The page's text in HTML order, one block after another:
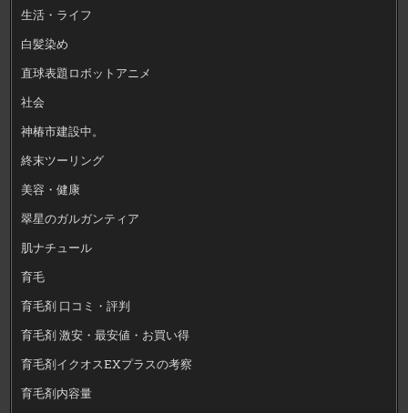
生活・ライフ
白髪染め
直球表題ロボットアニメ
社会
神椿市建設中。
終末ツーリング
美容・健康
翠星のガルガンティア
肌ナチュール
育毛
育毛剤 口コミ・評判
育毛剤 激安・最安値・お買い得
育毛剤イクオスEXプラスの考察
育毛剤内容量